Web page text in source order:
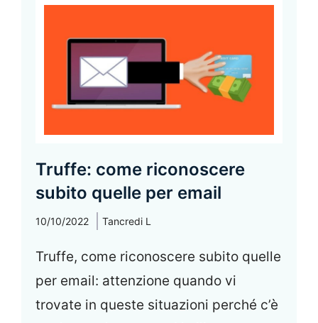
Truffe: come riconoscere
subito quelle per email
10/10/2022 Tancredi L
Truffe, come riconoscere subito quelle
per email: attenzione quando vi
trovate in queste situazioni perché c’è